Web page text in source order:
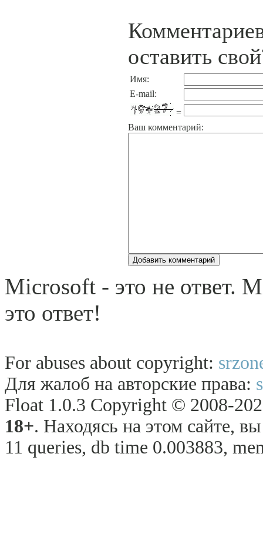
оставить
Имя:
E-mail:
=
Ваш комментарий:
Microsoft - это не ответ.
это ответ!
For abuses about copyright:
Для жалоб на авторские права:
Float 1.0.3 Copyright © 2008-
18+. Находясь на этом сайте,
11 queries, db time 0.003883,